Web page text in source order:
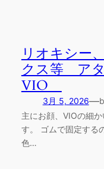
リオキシー
クス等 ア
VIO
3月 5, 2026—
主にお顔、VIOの細
す。 ゴムで固定する
色…